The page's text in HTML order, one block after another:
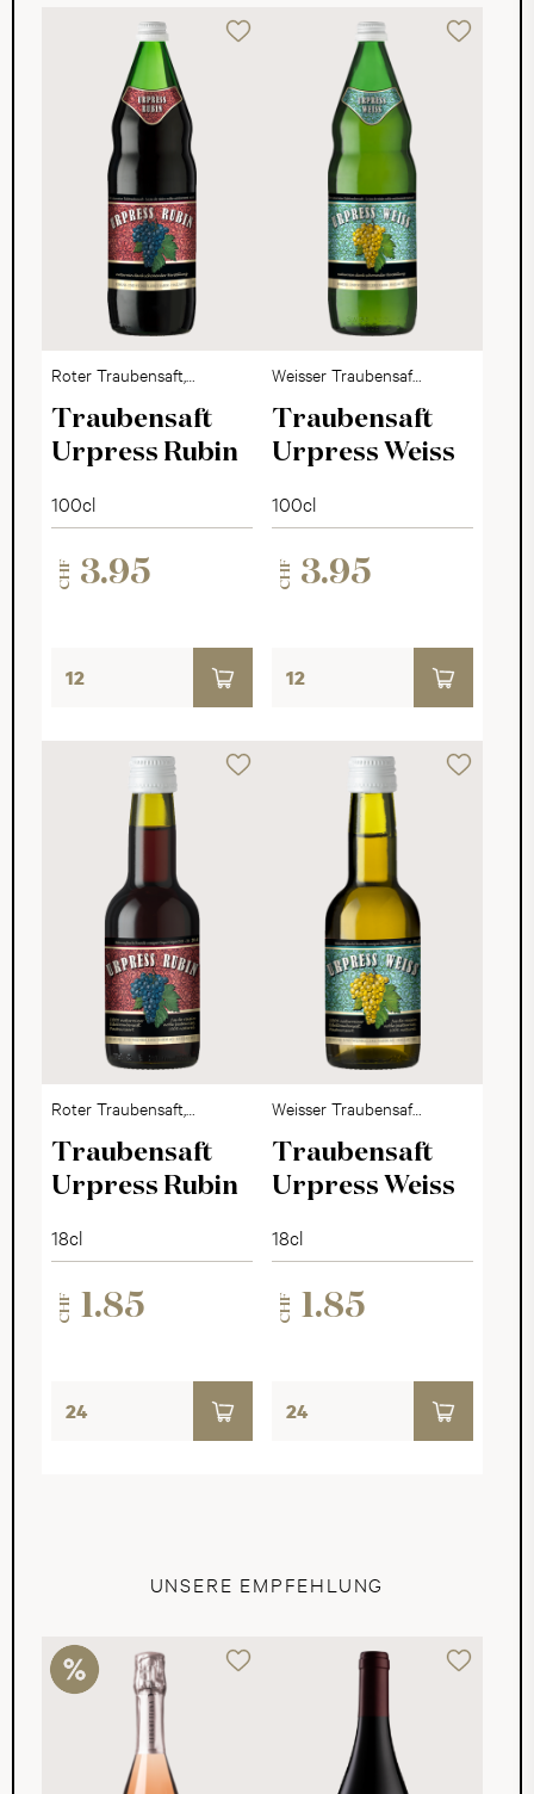
Roter Traubensaft,
Alkoholfrei, 12er-
Harass
Traubensaft
Urpress Rubin
100cl
CHF 3.95
Weisser Traubensaft,
Alkoholfrei, 12er-
Harass
Traubensaft
Urpress Weiss
100cl
CHF 3.95
Roter Traubensaft,
Alkoholfrei, 24er-
Harass
Traubensaft
Urpress Rubin
18cl
CHF 1.85
Weisser Traubensaft,
Alkoholfrei, 24er-
Harass
Traubensaft
Urpress Weiss
18cl
CHF 1.85
UNSERE EMPFEHLUNG